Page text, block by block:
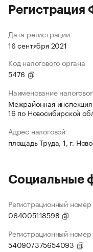
Дата регистрации
16 сентября 2021
Код налогового органа
5476
Наименование
Межрайонная
16 по Новосибирской
Адрес налоговой
площадь Труда, 1, г.
Социальные
Регистрационный
064005118598
Регистрационный
540907375654093